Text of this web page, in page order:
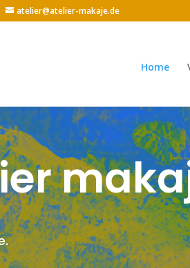
atelier@atelier-makaje.de
Home